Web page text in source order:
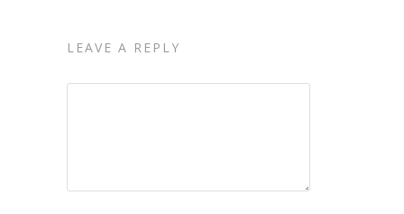
LEAVE A REPLY